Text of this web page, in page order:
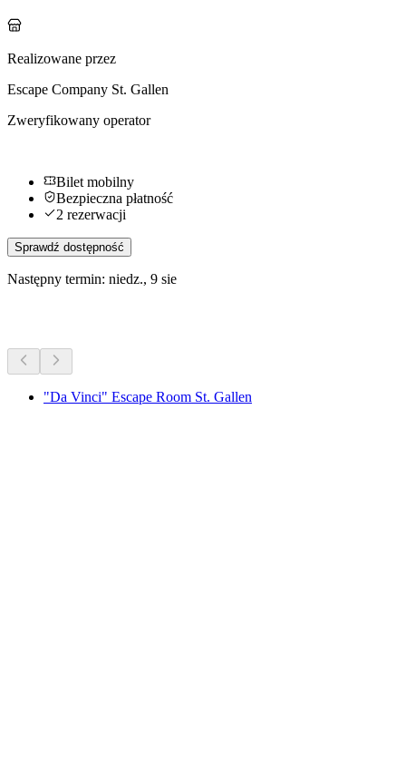
Realizowane przez
Escape Company St. Gallen
Zweryfikowany operator
Bilet mobilny
Bezpieczna płatność
2 rezerwacji
Sprawdź dostępność
Następny termin: niedz., 9 sie
"Da Vinci" Escape Room St. Gallen